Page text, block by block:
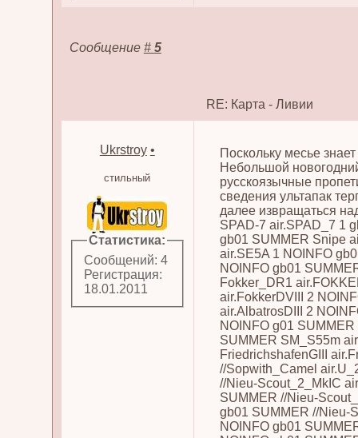
Сообщение # 5
RE: Карта - Ливии
Ukrstroy •
стильный
Статистика:
Сообщений: 4
Регистрация:
18.01.2011
Поскольку месье
Небольшой
русскоязычные
сведения ультапак
далее извращаться
SPAD-7 air.SPAD_7 1
gb01 SUMMER Snipe
air.SE5A 1 NOINFO
NOINFO gb01
Fokker_DR1
air.FokkerDVIII 2
air.AlbatrosDIII 2
NOINFO g01
SUMMER SM_S55m
FriedrichshafenGIII
//Sopwith_Camel
//Nieu-Scout_2_MkIC
SUMMER //Nieu-
gb01 SUMMER //Nieu-
NOINFO gb01